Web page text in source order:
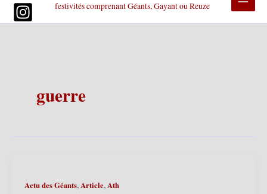
festivités comprenant Géants, Gayant ou Reuze
guerre
Actu des Géants,Article,Ath